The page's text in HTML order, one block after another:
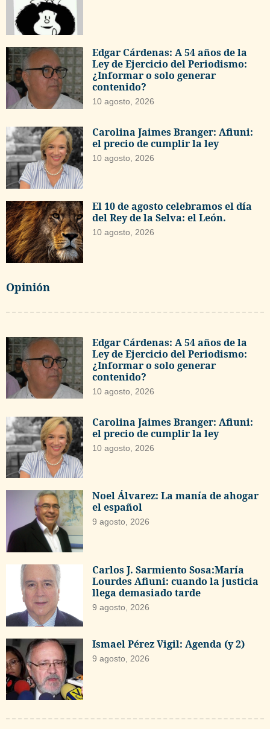
Edgar Cárdenas: A 54 años de la
Ley de Ejercicio del Periodismo:
¿Informar o solo generar
contenido?
10 agosto, 2026
Carolina Jaimes Branger: Afiuni:
el precio de cumplir la ley
10 agosto, 2026
El 10 de agosto celebramos el día
del Rey de la Selva: el León.
10 agosto, 2026
Opinión
Edgar Cárdenas: A 54 años de la
Ley de Ejercicio del Periodismo:
¿Informar o solo generar
contenido?
10 agosto, 2026
Carolina Jaimes Branger: Afiuni:
el precio de cumplir la ley
10 agosto, 2026
Noel Álvarez: La manía de ahogar
el español
9 agosto, 2026
Carlos J. Sarmiento Sosa:María
Lourdes Afiuni: cuando la justicia
llega demasiado tarde
9 agosto, 2026
Ismael Pérez Vigil: Agenda (y 2)
9 agosto, 2026